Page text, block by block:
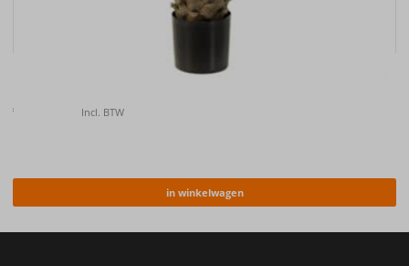
Kunstplant Palm UV 150cm
€ Incl. BTW
in winkelwagen